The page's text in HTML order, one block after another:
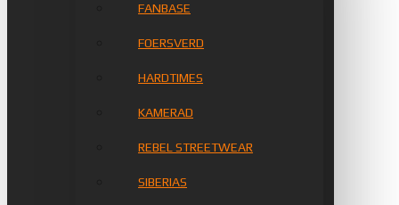
FANBASE
FOERSVERD
HARDTIMES
KAMERAD
REBEL STREETWEAR
SIBERIAS